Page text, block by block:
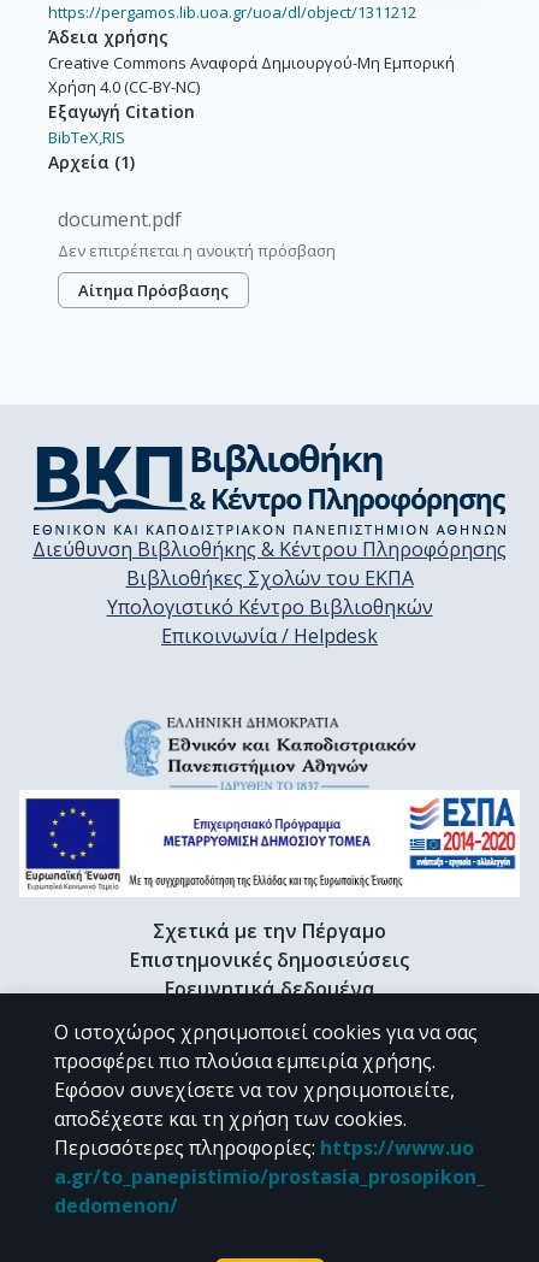
https://pergamos.lib.uoa.gr/uoa/dl/object/1311212
Άδεια χρήσης
Creative Commons Αναφορά Δημιουργού-Μη Εμπορική
Χρήση 4.0 (CC-BY-NC)
Εξαγωγή Citation
BibTeX,RIS
Αρχεία (1)
document.pdf
Δεν επιτρέπεται η ανοικτή πρόσβαση
Αίτημα Πρόσβασης
Διεύθυνση Βιβλιοθήκης & Κέντρου Πληροφόρησης
Βιβλιοθήκες Σχολών του ΕΚΠΑ
Υπολογιστικό Κέντρο Βιβλιοθηκών
Επικοινωνία / Helpdesk
Σχετικά με την Πέργαμο
Επιστημονικές δημοσιεύσεις
Ερευνητικά δεδομένα
Διδακτορικές διατριβές & Γκρίζα βιβλιογραφία
Προφίλ Ερευνητή
CC BY-NC 4.0
Εκτός αν αναφέρεται διαφορετικά, το υλικό της "Περγάμου" διατίθεται
Ο ιστοχώρος χρησιμοποιεί cookies για να σας
προσφέρει πιο πλούσια εμπειρία χρήσης.
Εφόσον συνεχίσετε να τον χρησιμοποιείτε,
αποδέχεστε και τη χρήση των cookies.
Περισσότερες πληροφορίες: https://www.uo
a.gr/to_panepistimio/prostasia_prosopikon_
dedomenon/